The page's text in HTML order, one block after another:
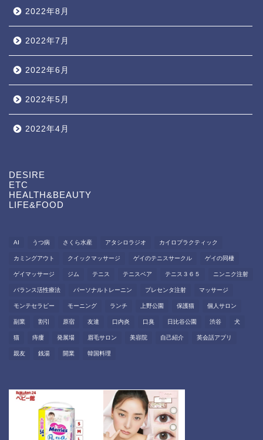
2022年8月
2022年7月
2022年6月
2022年5月
2022年4月
DESIRE
ETC
HEALTH&BEAUTY
LIFE&FOOD
AI うつ病 さくら水産 アタシロラジオ カイロプラクティック
カミングアウト クイックマッサージ ゲイのテニスサークル ゲイの同棲
ゲイマッサージ ジム テニス テニスベア テニス３６５ ニンニク注射
バランス活性療法 パーソナルトレーニン プレセンタ注射 マッサージ
モンテセラピー モーニング ランチ 上野公園 保護猫 個人サロン
副業 割引 原宿 友達 口内炎 口臭 日比谷公園 渋谷 犬
猫 痔瘻 発展場 眉毛サロン 美容院 自己紹介 英会話アプリ
親友 銭湯 開業 韓国料理